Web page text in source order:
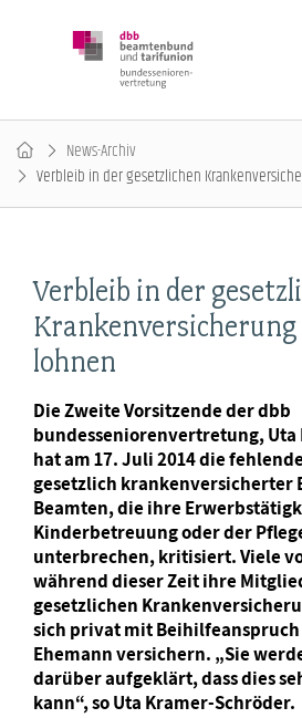
News-Archiv
Verbleib in der gesetzlichen
Verbleib in der
Krankenversicherung
lohnen
Die Zweite Vorsitzende der dbb
bundesseniorenvertretung,
hat am 17. Juli 2014 die
gesetzlich krankenversicherter
Beamten, die ihre
Kinderbetreuung oder der
unterbrechen, kritisiert. Viele
während dieser Zeit ihre
gesetzlichen
sich privat mit
Ehemann versichern. „Sie
darüber aufgeklärt, dass dies
kann“, so Uta Kramer-Schröder.